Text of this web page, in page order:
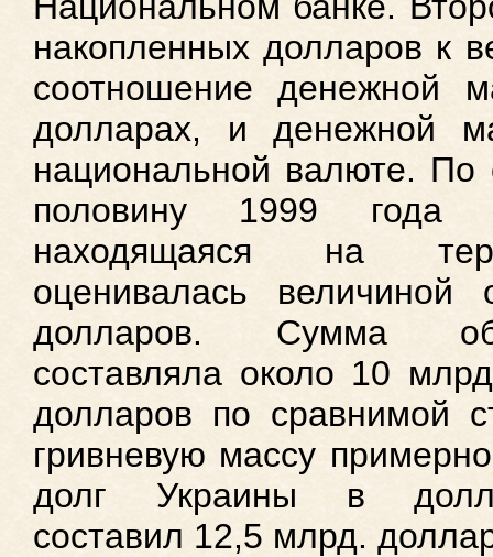
накопленных долларов к
соотношение денежной
долларах, и денежной
национальной валюте. По
половину 1999 года
находящаяся на
оценивалась
долларов. Сумма
составляла около 10
долларов по сравнимой
гривневую массу
долг Украины в
составил 12,5 млрд.